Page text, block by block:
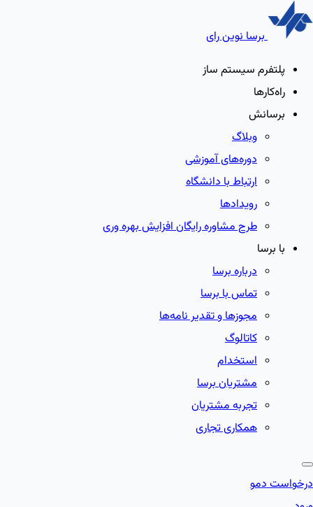
برسا نوین رای
پلتفرم سیستم ساز
راه‌کارها
برسانش
وبلاگ
دوره‌های آموزشی
ارتباط با دانشگاه
رویدادها
طرح مشاوره رایگان افزایش بهره وری
با برسا
درباره برسا
تماس با برسا
مجوزها و تقدیر نامه‌ها
کاتالوگ
استخدام
مشتریان برسا
تجربه مشتریان
همکاری تجاری
درخواست دمو